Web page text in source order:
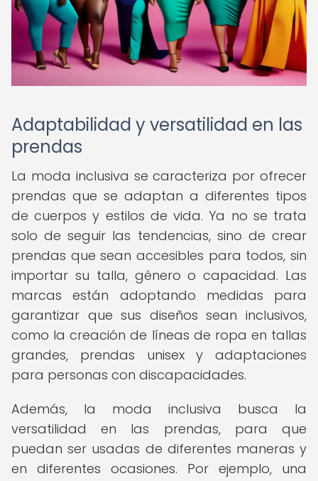
Adaptabilidad y versatilidad en las
prendas
La moda inclusiva se caracteriza por ofrecer
prendas que se adaptan a diferentes tipos
de cuerpos y estilos de vida. Ya no se trata
solo de seguir las tendencias, sino de crear
prendas que sean accesibles para todos, sin
importar su talla, género o capacidad. Las
marcas están adoptando medidas para
garantizar que sus diseños sean inclusivos,
como la creación de líneas de ropa en tallas
grandes, prendas unisex y adaptaciones
para personas con discapacidades.
Además, la moda inclusiva busca la
versatilidad en las prendas, para que
puedan ser usadas de diferentes maneras y
en diferentes ocasiones. Por ejemplo, una